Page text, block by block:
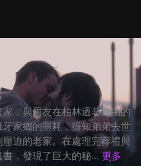
，與男友在柏林過著自由的
家鄉的噩耗，得知弟弟去世
迫的老家。在處理完葬禮與
，發現了巨大的秘... 更多